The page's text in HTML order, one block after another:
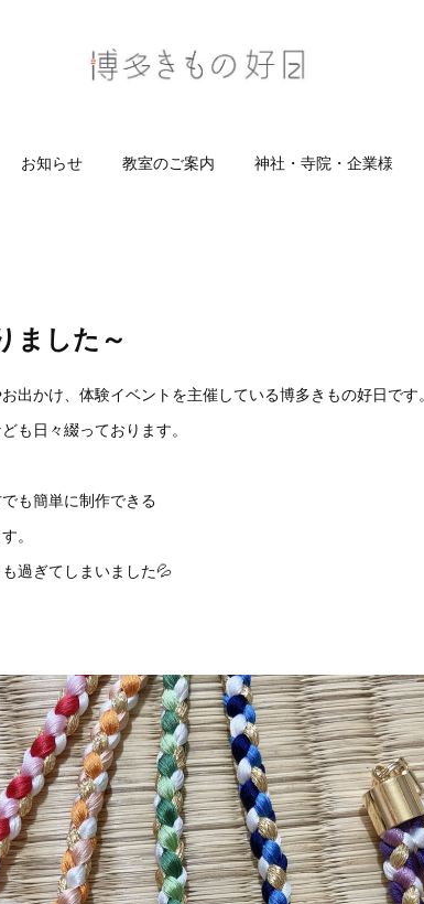
お知らせ 教室のご案内 神社・寺院・企業様
ました～
出かけ、体験イベントを主催している博多きもの好日です。
も日々綴っております。
も簡単に制作できる
。
過ぎてしまいました💦